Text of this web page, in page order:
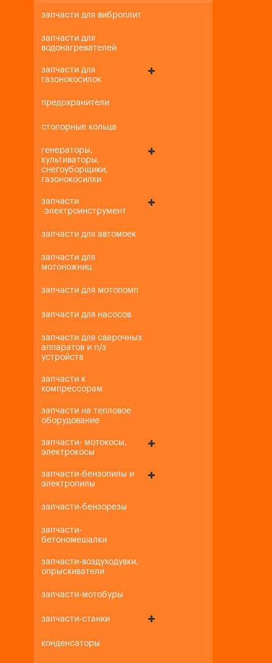
запчасти для виброплит
запчасти для
водонагревателей
запчасти для
газонокосилок
предохранители
стопорные кольца
генераторы,
культиваторы,
снегоуборщики,
газонокосилки
запчасти
-электроинструмент
запчасти для автомоек
запчасти для
мотоножниц
запчасти для мотопомп
запчасти для насосов
запчасти для сварочных
аппаратов и п/з
устройств
запчасти к
компрессорам
запчасти на тепловое
оборудование
запчасти- мотокосы,
электрокосы
запчасти-бензопилы и
электропилы
запчасти-бензорезы
запчасти-
бетономешалки
запчасти-воздуходувки,
опрыскиватели
запчасти-мотобуры
запчасти-станки
конденсаторы